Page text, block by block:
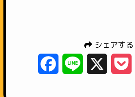
シェアする
Facebook
Line